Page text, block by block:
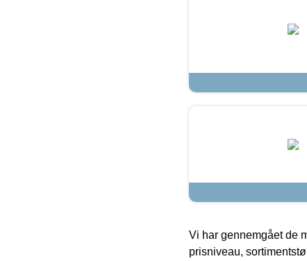
Vi har gennemgået de
prisniveau,